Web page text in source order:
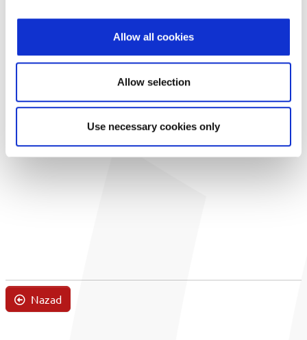
Allow all cookies
Allow selection
Use necessary cookies only
Nazad